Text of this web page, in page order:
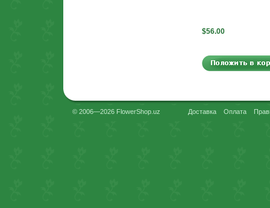
$56.00
© 2006—2026 FlowerShop.uz Доставка Оплата